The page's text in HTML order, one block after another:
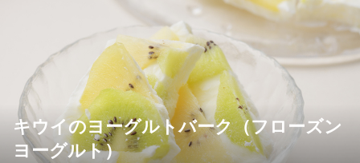
キウイのヨーグルトバーク（フローズン
ヨーグルト）